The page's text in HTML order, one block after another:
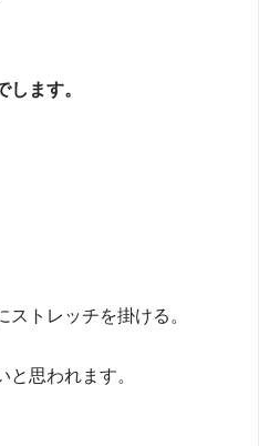
ます。
トレッチを掛ける。
と思われます。